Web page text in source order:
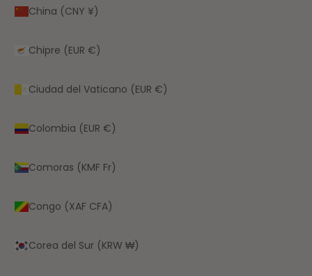
China (CNY ¥)
Chipre (EUR €)
Ciudad del Vaticano (EUR €)
Colombia (EUR €)
Comoras (KMF Fr)
Congo (XAF CFA)
Corea del Sur (KRW ₩)